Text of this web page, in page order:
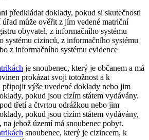
předkládat doklady, pokud si skutečnosti
může ověřit z jím vedené matriční
obyvatel, z informačního systému
systému cizinců, z informačního systému
z informačního systému evidence
je snoubenec, který je občanem a má
prokázat svoji totožnost a k
připojit výše uvedené doklady nebo jim
pokud jsou cizím státem vydávány.
třetí a čtvrtou odrážkou nebo jim
pokud jsou cizím státem vydávány,
jehož území má snoubenec pobyt.
snoubenec, který je cizincem, k